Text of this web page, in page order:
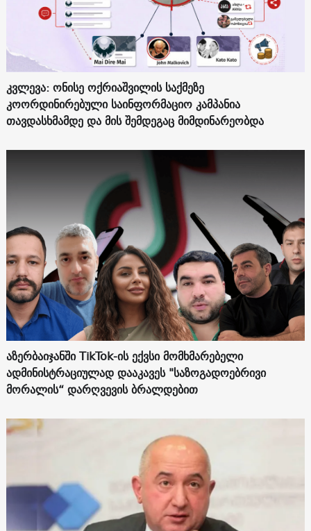
კვლევა: ონისე ოქრიაშვილის საქმეზე
კოორდინირებული საინფორმაციო კამპანია
თავდასხმამდე და მის შემდეგაც მიმდინარეობდა
აზერბაიჯანში TikTok-ის ექვსი მომხმარებელი
ადმინისტრაციულად დააკავეს "საზოგადოებრივი
მორალის“ დარღვევის ბრალდებით